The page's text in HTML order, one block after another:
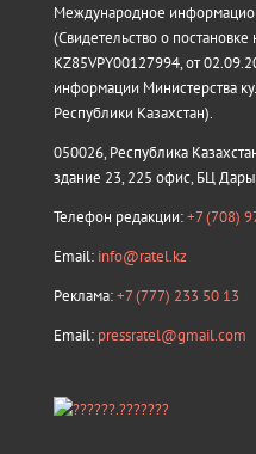
Международное
(Свидетельство о
KZ85VPY00127994, от
информации Министерства
Республики Казахстан).
050026, Республика
здание 23, 225 офис, БЦ
Телефон редакции:+7 (708)
Email: info@ratel.kz
Реклама:+7 (777) 233 50 13
Email: pressratel@gmail.com